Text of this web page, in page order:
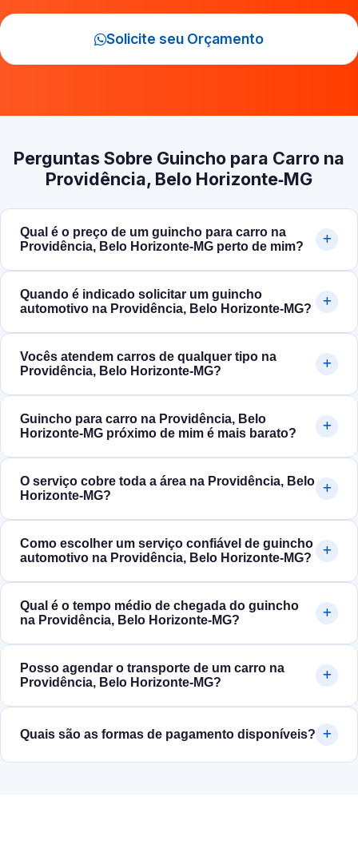
Solicite seu Orçamento
Perguntas Sobre Guincho para Carro na
Providência, Belo Horizonte‑MG
Qual é o preço de um guincho para carro na
Providência, Belo Horizonte‑MG perto de mim?
Quando é indicado solicitar um guincho
automotivo na Providência, Belo Horizonte‑MG?
Vocês atendem carros de qualquer tipo na
Providência, Belo Horizonte‑MG?
Guincho para carro na Providência, Belo
Horizonte‑MG próximo de mim é mais barato?
O serviço cobre toda a área na Providência, Belo
Horizonte‑MG?
Como escolher um serviço confiável de guincho
automotivo na Providência, Belo Horizonte‑MG?
Qual é o tempo médio de chegada do guincho
na Providência, Belo Horizonte‑MG?
Posso agendar o transporte de um carro na
Providência, Belo Horizonte‑MG?
Quais são as formas de pagamento disponíveis?